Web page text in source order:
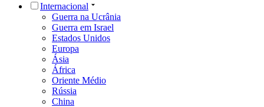
Internacional
Guerra na Ucrânia
Guerra em Israel
Estados Unidos
Europa
Ásia
África
Oriente Médio
Rússia
China